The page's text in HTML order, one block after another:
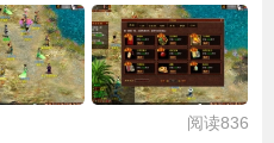
阅读836